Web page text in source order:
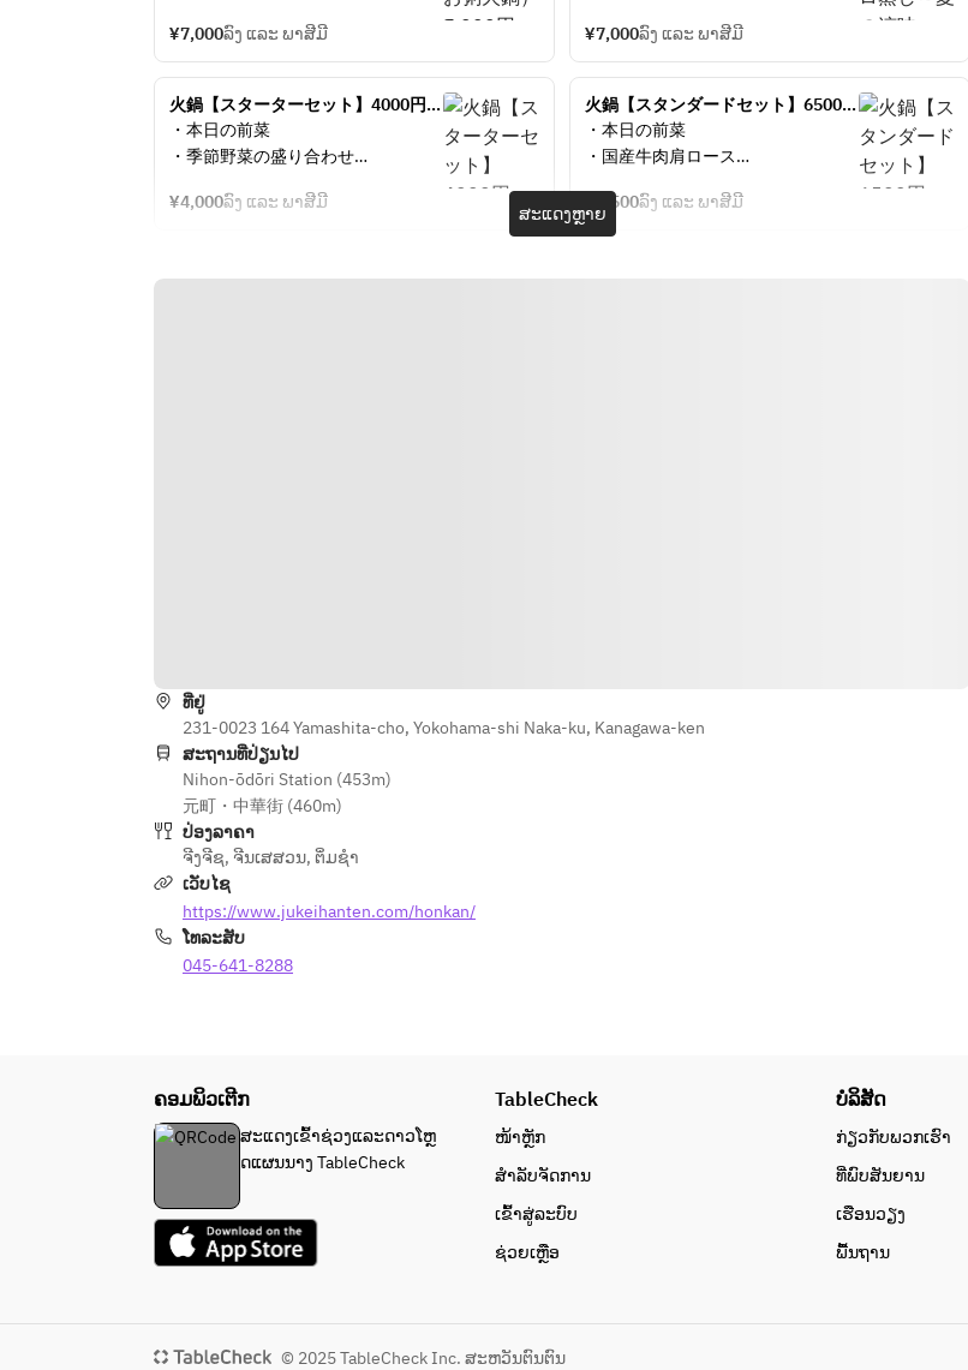
・肉(皮付き豚バラ肉・豚軟骨・ガ
ツ・ピータン）
・野菜盛り合わせ
・デザート2種
¥7,000ລົງ ແລະ ພາສີມີ
ス・季節の野菜）
・金魚餃子
・豆乳担担涼麺
・デザート2種
だけます
麻辣/青山椒/白湯/海老醤
¥7,000ລົງ ແລະ ພາສີມີ
火鍋【スターターセット】4000円
（平日ランチ限定）
・本日の前菜
・季節野菜の盛り合わせ
スープを2種類お選び頂けます
¥4,000ລົງ ແລະ ພາສີມີ
火鍋【スタンダードセット】6500円
（平日限定）
・本日の前菜
・国産牛肉肩ロース
・赤海老
・棒湯葉
¥6,500ລົງ ແລະ ພາສີມີ
ສະແດງຫຼາຍ
ທີ່ຢູ່
231-0023 164 Yamashita-cho, Yokohama-shi Naka-ku, Kanagawa-ken
ສະຖານທີ່ປ່ຽນໄປ
Nihon-ōdōri Station (453m)
元町・中華街 (460m)
ປ່ອງລາຄາ
ຈີງຈີຊ, ຈີນເສສວນ, ຕິ່ມຊຳ
ເວັບໄຊ
https://www.jukeihanten.com/honkan/
ໂທລະສັບ
045-641-8288
ຄອມພິວເຕີກ
ສະແດງເຂົ້າຊ່ວງແລະດາວໂຫຼ
ດແຜນນາງ TableCheck
TableCheck
ໜ້າຫຼັກ
ສຳລັບຈັດການ
ເຂົ້າສູ່ລະບົບ
ຊ່ວຍເຫຼືອ
ບໍລິສັດ
ກ່ຽວກັບພວກເຮົາ
ທີ່ພົບສັນຍານ
ເຮືອນວຽງ
ພື້ນຖານ
© 2025 TableCheck Inc. ສະຫວັນຕົນຕົນ